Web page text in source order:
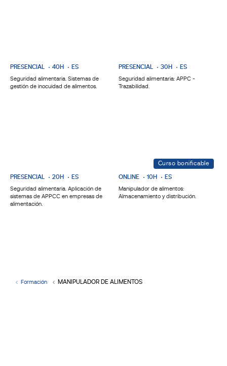
PRESENCIAL 40H ES
Seguridad alimentaria. Sistemas de
gestión de inocuidad de alimentos.
PRESENCIAL 30H ES
Seguridad alimentaria: APPC -
Trazabilidad.
PRESENCIAL 20H ES
Seguridad alimentaria. Aplicación de
sistemas de APPCC en empresas de
alimentación.
Curso bonificable
ONLINE 10H ES
Manipulador de alimentos:
Almacenamiento y distribución.
Formación MANIPULADOR DE ALIMENTOS